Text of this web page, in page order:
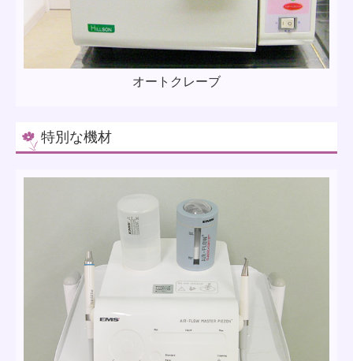
オートクレーブ
特別な機材